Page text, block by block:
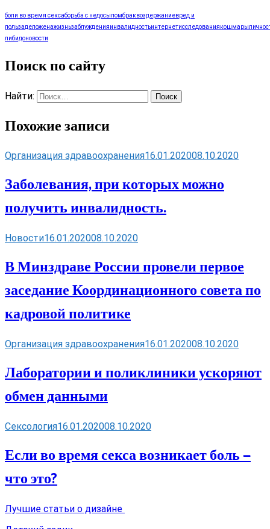
боли во время сексаборьба с недосыпомбраквоздержаниевред и
пользаделоженажизньзаблужденияинвалидностьинтернетисследованиякошмары
либидоновости
Поиск по сайту
Найти:
Похожие записи
Организация здравоохранения16.01.202008.10.2020
Заболевания, при которых можно
получить инвалидность.
Новости16.01.202008.10.2020
В Минздраве России провели первое
заседание Координационного совета по
кадровой политике
Организация здравоохранения16.01.202008.10.2020
Лаборатории и поликлиники ускоряют
обмен данными
Сексология16.01.202008.10.2020
Если во время секса возникает боль —
что это?
Лучшие статьи о дизайне